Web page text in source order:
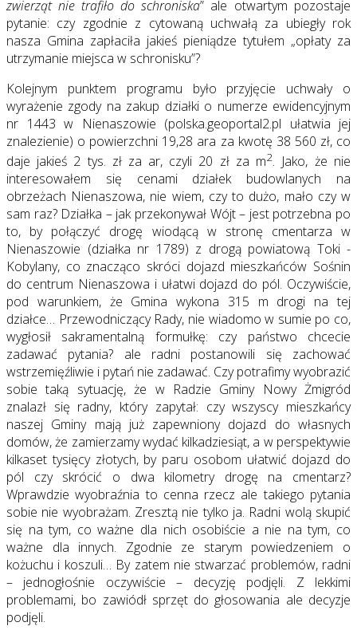
zwierząt nie trafiło do schroniska” ale otwartym pozostaje
pytanie: czy zgodnie z cytowaną uchwałą za ubiegły rok
nasza Gmina zapłaciła jakieś pieniądze tytułem „opłaty za
utrzymanie miejsca w schronisku”?
Kolejnym punktem programu było przyjęcie uchwały o
wyrażenie zgody na zakup działki o numerze ewidencyjnym
nr 1443 w Nienaszowie (polska.geoportal2.pl ułatwia jej
znalezienie) o powierzchni 19,28 ara za kwotę 38 560 zł, co
daje jakieś 2 tys. zł za ar, czyli 20 zł za m2. Jako, że nie
interesowałem się cenami działek budowlanych na
obrzeżach Nienaszowa, nie wiem, czy to dużo, mało czy w
sam raz? Działka – jak przekonywał Wójt – jest potrzebna po
to, by połączyć drogę wiodącą w stronę cmentarza w
Nienaszowie (działka nr 1789) z drogą powiatową Toki -
Kobylany, co znacząco skróci dojazd mieszkańców Sośnin
do centrum Nienaszowa i ułatwi dojazd do pól. Oczywiście,
pod warunkiem, że Gmina wykona 315 m drogi na tej
działce… Przewodniczący Rady, nie wiadomo w sumie po co,
wygłosił sakramentalną formułkę: czy państwo chcecie
zadawać pytania? ale radni postanowili się zachować
wstrzemięźliwie i pytań nie zadawać. Czy potrafimy wyobrazić
sobie taką sytuację, że w Radzie Gminy Nowy Żmigród
znalazł się radny, który zapytał: czy wszyscy mieszkańcy
naszej Gminy mają już zapewniony dojazd do własnych
domów, że zamierzamy wydać kilkadziesiąt, a w perspektywie
kilkaset tysięcy złotych, by paru osobom ułatwić dojazd do
pól czy skrócić o dwa kilometry drogę na cmentarz?
Wprawdzie wyobraźnia to cenna rzecz ale takiego pytania
sobie nie wyobrażam. Zresztą nie tylko ja. Radni wolą skupić
się na tym, co ważne dla nich osobiście a nie na tym, co
ważne dla innych. Zgodnie ze starym powiedzeniem o
kożuchu i koszuli… By zatem nie stwarzać problemów, radni
– jednogłośnie oczywiście – decyzję podjęli. Z lekkimi
problemami, bo zawiódł sprzęt do głosowania ale decyzje
podjęli.